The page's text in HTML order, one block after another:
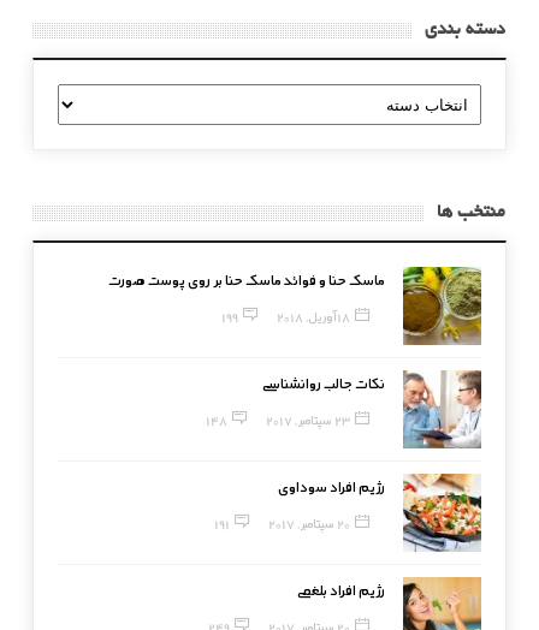
دسته بندی
دسته
بندی
منتخب ها
ماسک حنا و فوائد ماسک حنا بر روی پوست صورت
18 آوریل, 2018 199
نکات جالب روانشناسی
23 سپتامبر, 2017 148
رژیم افراد سوداوی
20 سپتامبر, 2017 191
رژیم افراد بلغمی
20 سپتامبر, 2017 249